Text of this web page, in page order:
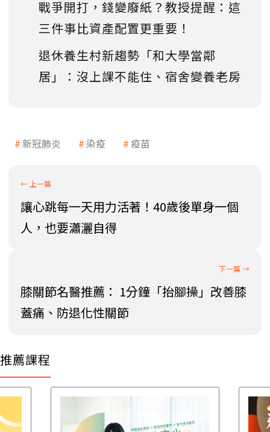
戰爭開打，錢變廢紙？教授提醒：這
三件事比資產配置更重要！
退休養生村新趨勢「和大學當鄰
居」：沒上課不能住、宿舍變養老房
新冠肺炎 染疫 疫苗
讓心跳每一天用力活著！40歲後單身一個
人，也要瀟灑自得
膝關節名醫推薦： 1分鐘「抬腳操」改善膝
蓋痛、防退化性關節
推薦課程